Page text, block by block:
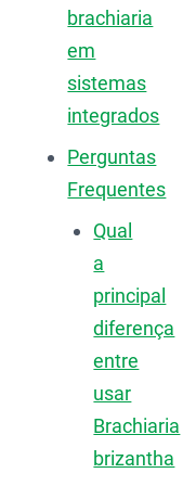
brachiaria
em
sistemas
integrados
Perguntas
Frequentes
Qual
a
principal
diferença
entre
usar
Brachiaria
brizantha